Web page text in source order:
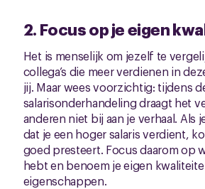
2. Focus op je eigen
Het is menselijk om jezelf te
collega’s die meer verdienen in
jij. Maar wees voorzichtig: tijdens
salarisonderhandeling draagt het
anderen niet bij aan je verhaal. Als
dat je een hoger salaris verdient,
goed presteert. Focus daarom op
hebt en benoem je eigen
eigenschappen.